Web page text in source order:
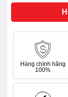
sao
Hàng chính hãng
100%